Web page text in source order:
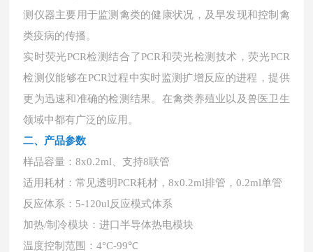
测仪器主要用于监测禽类的健康状况，及早发现和控制禽
类疫病的传播。
实时荧光PCR检测结合了PCR和荧光检测技术，荧光PCR
检测仪能够在PCR过程中实时监测扩增反应的进程，提供
更为迅速和准确的检测结果。在禽类养殖业以及兽医卫生
领域中都有广泛的应用。
二、 产品参数
样品容量：8x0.2ml、支持8联管
适用耗材：常见透明PCR耗材，8x0.2ml排管，0.2ml单管
反应体系： 5-120ul反应模式体系
加热/制冷模块：进口半导体热电模块
温度控制范围：4°C-99℃